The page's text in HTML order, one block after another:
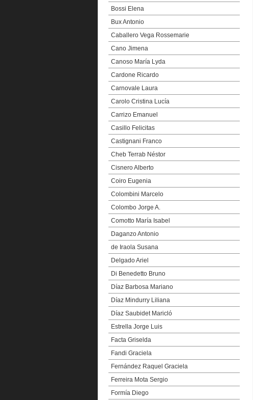
Bossi Elena
Bux Antonio
Caballero Vega Rossemarie
Cano Jimena
Canoso María Lyda
Cardone Ricardo
Carnovale Laura
Carolo Cristina Lucía
Carrizo Emanuel
Casillo Felicitas
Castignani Franco
Cheb Terrab Néstor
Cisnero Alberto
Coiro Eugenia
Colombini Marcelo
Colombo Jorge A.
Comotto María Isabel
Daganzo Antonio
de Iraola Susana
Delgado Ariel
Di Benedetto Bruno
Díaz Barbosa Mariano
Díaz Mindurry Liliana
Díaz Saubidet Maricló
Estrella Jorge Luis
Facta Griselda
Fandi Graciela
Fernández Raquel Graciela
Ferreira Mota Sergio
Formía Diego